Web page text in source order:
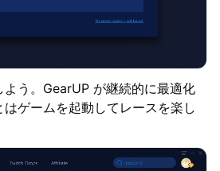
よう。GearUP が継続的に最適化
はゲームを起動してレースを楽し